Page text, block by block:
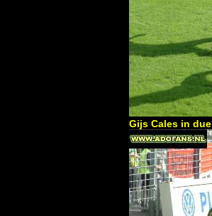
Gijs Cales in duel